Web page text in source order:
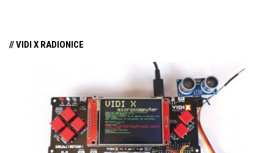
// VIDI X RADIONICE